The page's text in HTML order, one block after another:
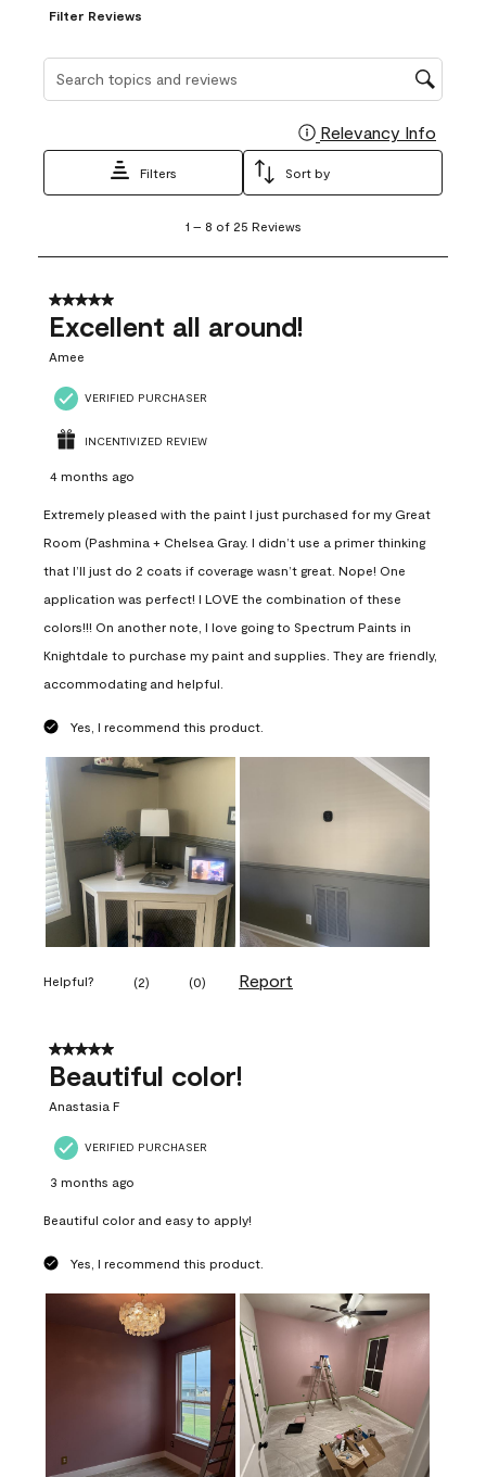
Filter Reviews
Relevancy Info
Filters Sort by
8
25
Reviews
1 – 8 of 25 Reviews
5 out of 5 stars.
Excellent all around!
Amee
VERIFIED PURCHASER
INCENTIVIZED REVIEW
4 months ago
Extremely pleased with the paint I just purchased for my Great
Room (Pashmina + Chelsea Gray. I didn’t use a primer thinking
that I’ll just do 2 coats if coverage wasn’t great. Nope! One
application was perfect! I LOVE the combination of these
colors!!! On another note, I love going to Spectrum Paints in
Knightdale to purchase my paint and supplies. They are friendly,
accommodating and helpful.
Yes, I recommend this product.
Helpful? (2) (0) Report
5 out of 5 stars.
Beautiful color!
Anastasia F
VERIFIED PURCHASER
3 months ago
Beautiful color and easy to apply!
Yes, I recommend this product.